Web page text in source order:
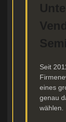
Seit
eines
genau
wählen.